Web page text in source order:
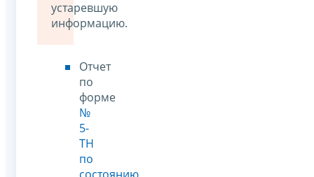
устаревшую
информацию.
Отчет
по
форме
№
5-
ТН
по